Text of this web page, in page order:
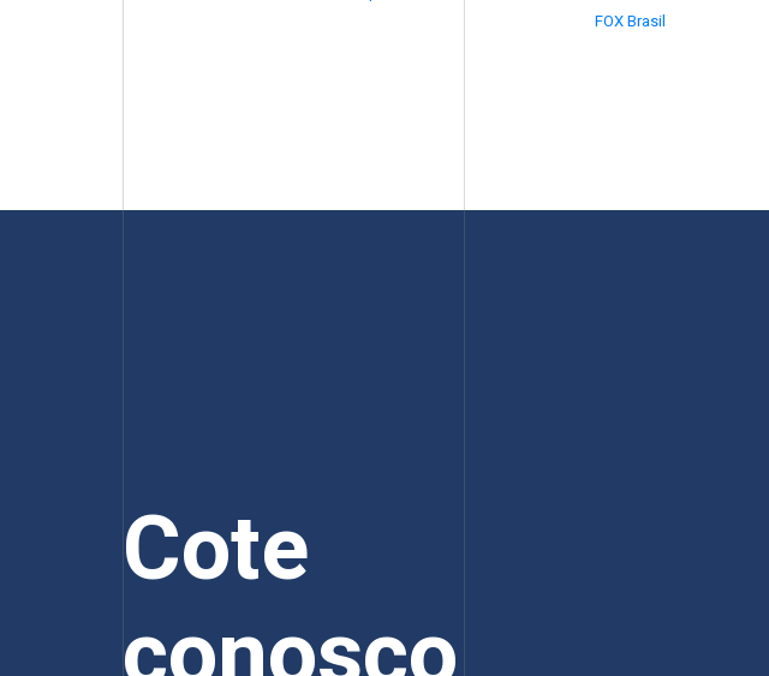
FOX Brasil
Cote